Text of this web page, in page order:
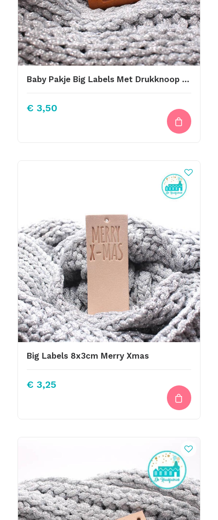
Baby Pakje Big Labels Met Drukknoop 10x3cm Cognac
€ 3,50
Big Labels 8x3cm Merry Xmas
€ 3,25